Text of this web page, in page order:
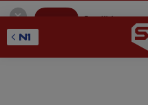
SportKlub
GET - On the